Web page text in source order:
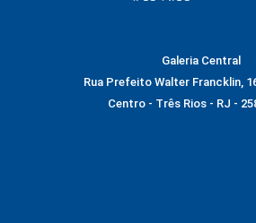
Galeria Central
Rua Prefeito Walter Francklin,
Centro - Três Rios - RJ -